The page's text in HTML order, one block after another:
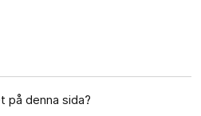
på denna sida?